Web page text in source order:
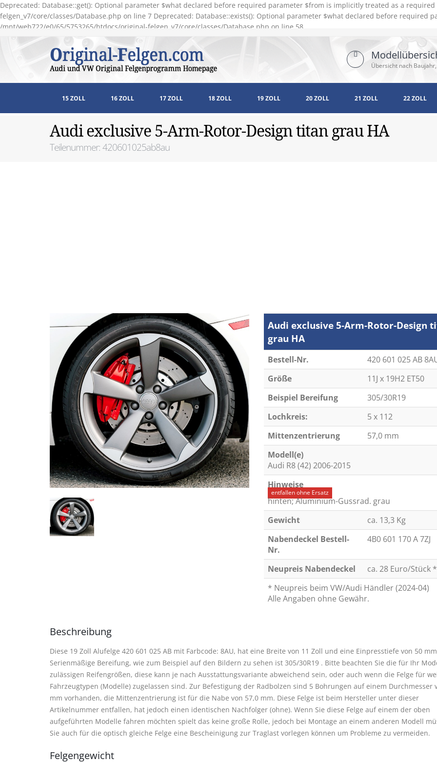
Deprecated: Database::get(): Optional parameter $what declared before required parameter $from is implicitly treated as a
felgen_v7/core/classes/Database.php on line 7 Deprecated: Database::exists(): Optional parameter $what declared before
/mnt/web722/e0/65/5753265/htdocs/original-felgen_v7/core/classes/Database.php on line 58
Übersicht nach Baujahr,
15 ZOLL 16 ZOLL 17 ZOLL 18 ZOLL 19 ZOLL 20 ZOLL 21 ZOLL 22 ZOLL
Audi exclusive 5-Arm-Rotor-Design titan grau HA
Teilenummer: 420601025ab8au
Audi exclusive 5-Arm-Rotor-Design
grau HA
Bestell-Nr.
420 601 025 AB
Größe
11J x 19H2 ET50
Beispiel Bereifung
305/30R19
Lochkreis:
5 x 112
Mittenzentrierung
57,0 mm
Modell(e)
Audi R8 (42) 2006-2015
Hinweise
entfallen ohne Ersatz
hinten; Aluminium-Gussrad. grau
Gewicht
ca. 13,3 Kg
Nabendeckel Bestell-
Nr.
4B0 601 170 A 7ZJ
Neupreis Nabendeckel
ca. 28 Euro/Stück *
* Neupreis beim VW/Audi Händler (2024-04)
Alle Angaben ohne Gewähr.
Beschreibung
Diese 19 Zoll Alufelge 420 601 025 AB mit Farbcode: 8AU, hat eine Breite von 11 Zoll und eine Einpresstiefe von 50
Serienmäßige Bereifung, wie zum Beispiel auf den Bildern zu sehen ist 305/30R19 . Bitte beachten Sie die für Ihr
zulässigen Reifengrößen, diese kann je nach Ausstattungsvariante abweichend sein, oder auch wenn die Felge für
Fahrzeugtypen (Modelle) zugelassen sind. Zur Befestigung der Radbolzen sind 5 Bohrungen auf einem Durchmesser
mm vorhanden, die Mittenzentrierung ist für die Nabe von 57,0 mm. Diese Felge ist beim Hersteller unter dieser
Artikelnummer entfallen, hat jedoch einen identischen Nachfolger (ohne). Wenn Sie diese Felge auf einem der oben
aufgeführten Modelle fahren möchten spielt das keine große Rolle, jedoch bei Montage an einem anderen Modell
Sie auch für die optisch gleiche Felge eine Bescheinigung zur Traglast vorlegen können um Probleme zu vermeiden.
Felgengewicht